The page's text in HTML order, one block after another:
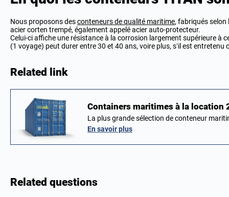
Nous proposons desconteneurs de qualité maritime, fabriqués
acier corten trempé, également appelé acier auto-protecteur.
Celui-ci affiche une résistance à la corrosion largement supérieure à
(1 voyage) peut durer entre 30 et 40 ans, voire plus, s’il est entretenu
Related link
Containers maritimes à la location
La plus grande sélection de conteneur
En savoir plus
Related questions